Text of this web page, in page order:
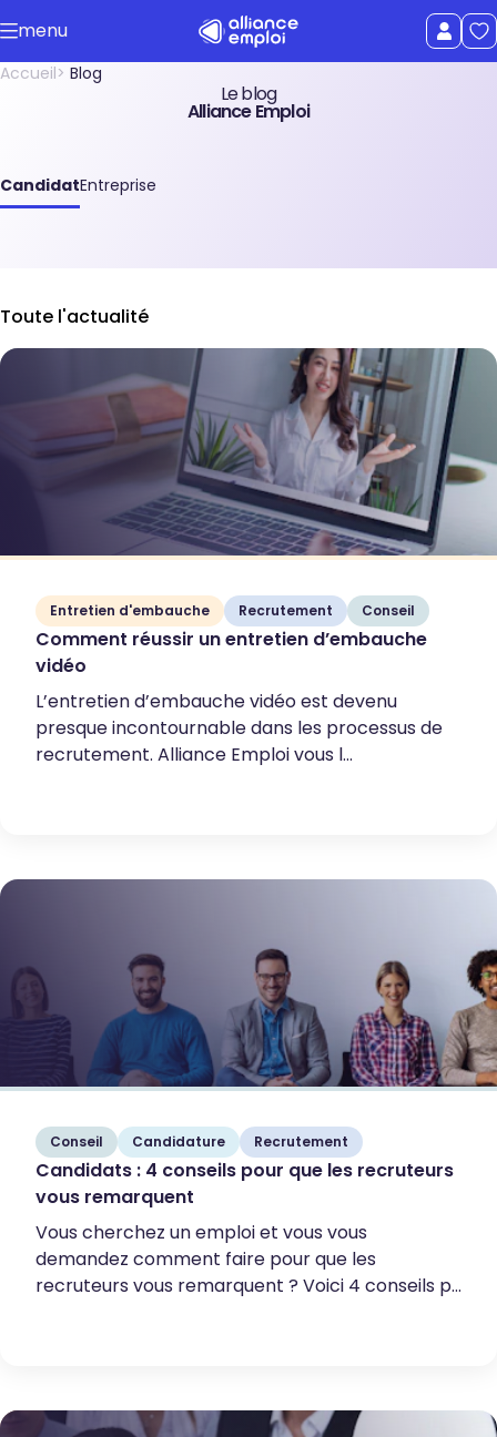
Accéder au contenu principal
Afficher le
menu
le menu
Accueil Blog
Le blog
Alliance Emploi
CandidatEntreprise
Toute l'actualité
Entretien d'embauche Recrutement Conseil
Comment réussir un entretien d’embauche
vidéo
L’entretien d’embauche vidéo est devenu
presque incontournable dans les processus de
recrutement. Alliance Emploi vous l...
Conseil Candidature Recrutement
Candidats : 4 conseils pour que les recruteurs
vous remarquent
Vous cherchez un emploi et vous vous
demandez comment faire pour que les
recruteurs vous remarquent ? Voici 4 conseils p...